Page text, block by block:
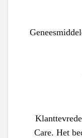
Care. Het